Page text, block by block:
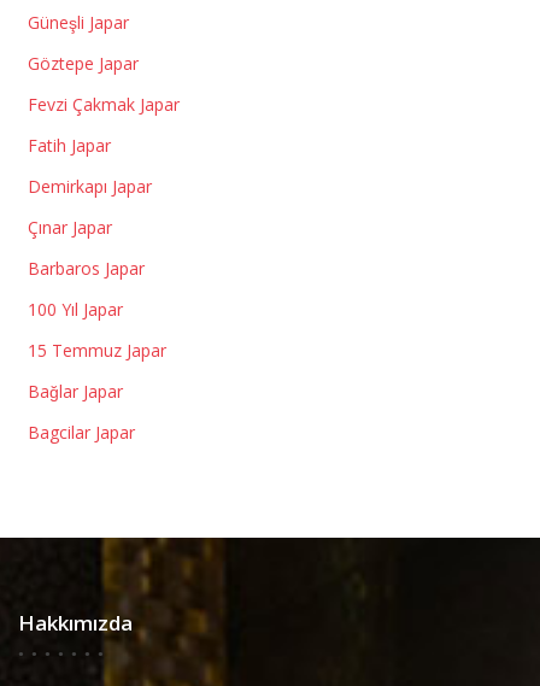
Güneşli Japar
Göztepe Japar
Fevzi Çakmak Japar
Fatih Japar
Demirkapı Japar
Çınar Japar
Barbaros Japar
100 Yıl Japar
15 Temmuz Japar
Bağlar Japar
Bagcilar Japar
Hakkımızda